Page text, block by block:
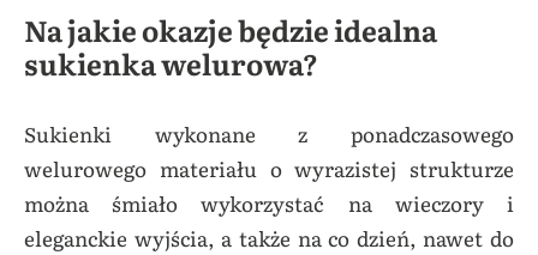
Na jakie okazje będzie idealna
sukienka welurowa?
Sukienki wykonane z ponadczasowego
welurowego materiału o wyrazistej strukturze
można śmiało wykorzystać na wieczory i
eleganckie wyjścia, a także na co dzień, nawet do